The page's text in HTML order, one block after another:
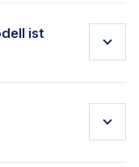
€ pro Lead
Ihr
ist
Preis